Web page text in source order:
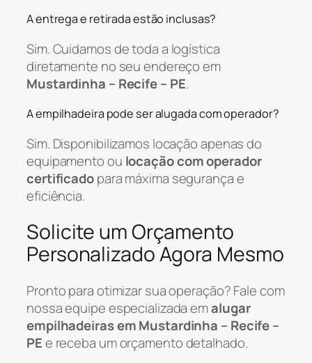
A entrega e retirada estão inclusas?
Sim. Cuidamos de toda a logística
diretamente no seu endereço em
Mustardinha – Recife – PE.
A empilhadeira pode ser alugada com operador?
Sim. Disponibilizamos locação apenas do
equipamento ou locação com operador
certificadopara máxima segurança e
eficiência.
Solicite um Orçamento
Personalizado Agora Mesmo
Pronto para otimizar sua operação? Fale com
nossa equipe especializada emalugar
empilhadeiras em Mustardinha – Recife –
PEe receba um orçamento detalhado.